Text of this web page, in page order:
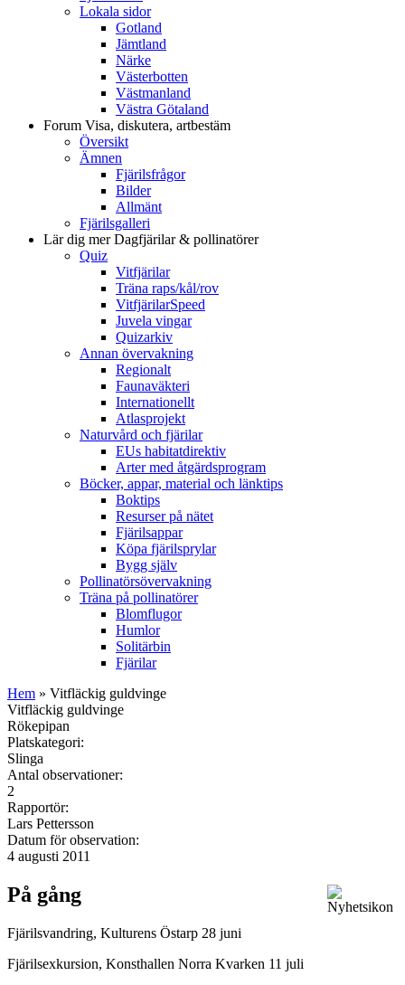
Lokala sidor
Gotland
Jämtland
Närke
Västerbotten
Västmanland
Västra Götaland
Forum Visa, diskutera, artbestäm
Översikt
Ämnen
Fjärilsfrågor
Bilder
Allmänt
Fjärilsgalleri
Lär dig merDagfjärilar & pollinatörer
Quiz
Vitfjärilar
Träna raps/kål/rov
VitfjärilarSpeed
Juvela vingar
Quizarkiv
Annan övervakning
Regionalt
Faunaväkteri
Internationellt
Atlasprojekt
Naturvård och fjärilar
EUs habitatdirektiv
Arter med åtgärdsprogram
Böcker, appar, material och länktips
Boktips
Resurser på nätet
Fjärilsappar
Köpa fjärilsprylar
Bygg själv
Pollinatörsövervakning
Träna på pollinatörer
Blomflugor
Humlor
Solitärbin
Fjärilar
Hem » Vitfläckig guldvinge
Vitfläckig guldvinge
Rökepipan
Platskategori:
Slinga
Antal observationer:
2
Rapportör:
Lars Pettersson
Datum för observation:
4 augusti 2011
På gång
Fjärilsvandring, Kulturens Östarp 28 juni
Fjärilsexkursion, Konsthallen Norra Kvarken 11 juli